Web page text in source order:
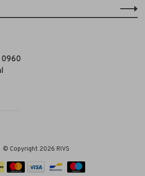
0960
© Copyright 2026 RIVS